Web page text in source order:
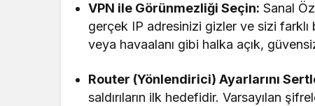
VPN ile Görünmezliği Seçin: Sanal
gerçek IP adresinizi gizler ve sizi
veya havaalanı gibi halka açık,
Router (Yönlendirici) Ayarlarını
saldırıların ilk hedefidir. Varsayılan